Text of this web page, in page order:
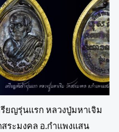
รียญรุ่นแรก หลวงปู่มหาเจิม
สระมงคล อ.กำแพงแสน